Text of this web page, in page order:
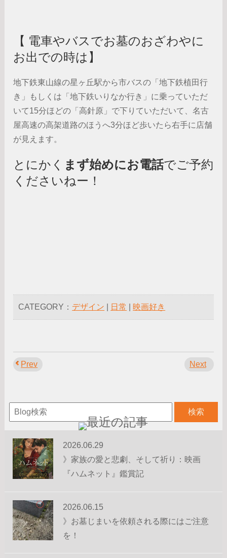
【 電車やバスでお墓のおざわやに
お出での時は】
地下鉄東山線の星ヶ丘駅から市バスの「地下鉄植田行
き」もしくは「地下鉄いりなか行き」に乗っていただ
いて15分ほどの「高針原」で下りていただいて、名古
屋高速の高架道路のほうへ3分ほど歩いたら右手に店舗
が見えます。
とにかく まず始めにお電話でご予約
くださいねー！
CATEGORY： デザイン 日常 映画好き
Prev Next
2026.06.29
》家族の愛と悲劇、そして祈り：映画
『ハムネット』鑑賞記
2026.06.15
》お墓じまいを依頼される際にはご注意
を！